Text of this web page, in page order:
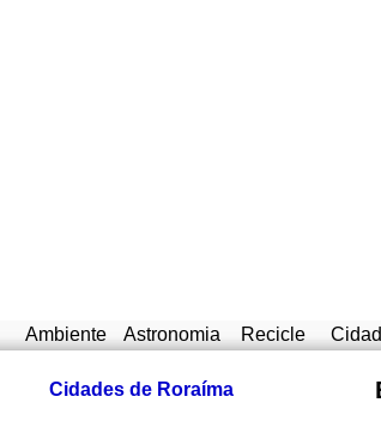
Ambiente Astronomia Recicle
Cidades de Roraíma